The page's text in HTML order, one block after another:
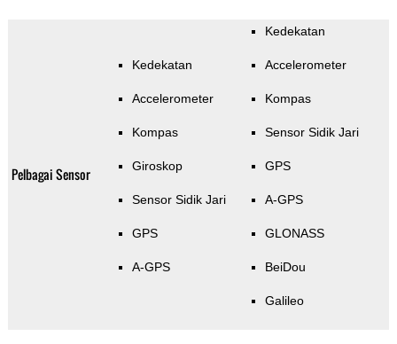
Pelbagai Sensor
Kedekatan
Accelerometer
Kompas
Giroskop
Sensor Sidik Jari
GPS
A-GPS
Kedekatan
Accelerometer
Kompas
Sensor Sidik Jari
GPS
A-GPS
GLONASS
BeiDou
Galileo